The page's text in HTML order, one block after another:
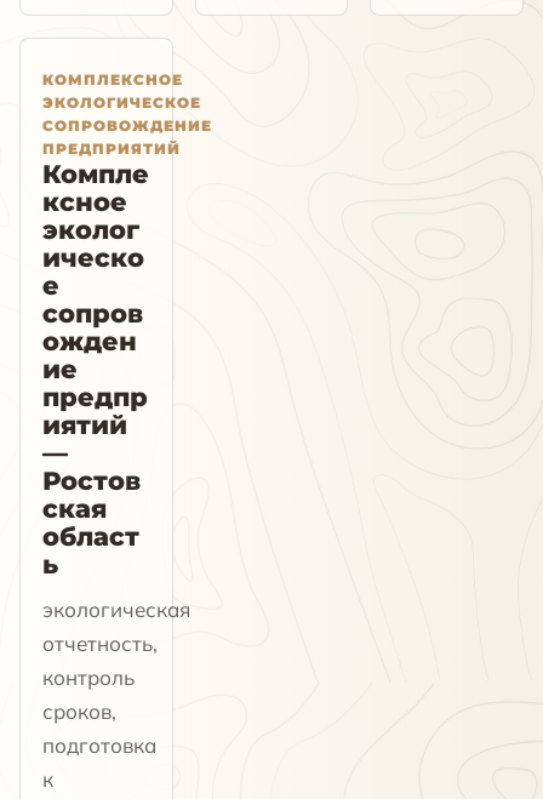
КОМПЛЕКСНОЕ
ЭКОЛОГИЧЕСКОЕ
СОПРОВОЖДЕНИЕ
ПРЕДПРИЯТИЙ
Компле
ксное
эколог
ическо
е
сопров
ожден
ие
предпр
иятий
—
Ростов
ская
област
ь
экологическая
отчетность,
контроль
сроков,
подготовка
к